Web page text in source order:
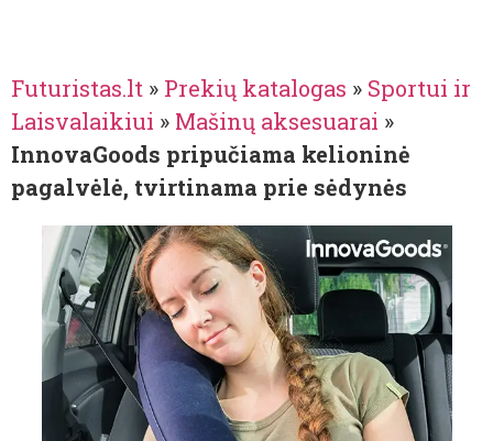
Futuristas.lt » Prekių katalogas » Sportui ir
Laisvalaikiui » Mašinų aksesuarai »
InnovaGoods pripučiama kelioninė
pagalvėlė, tvirtinama prie sėdynės